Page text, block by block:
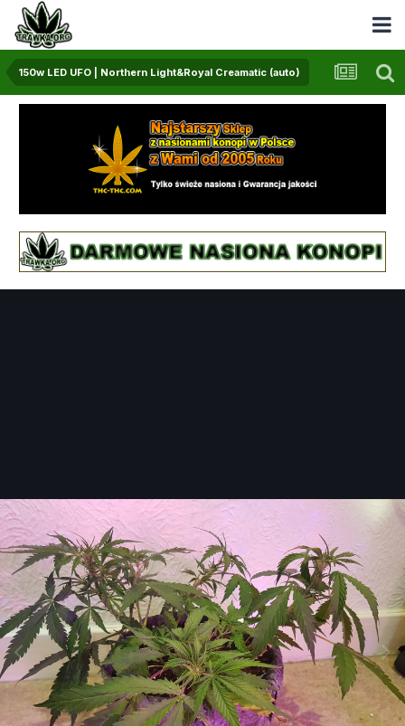
150w LED UFO | Northern Light&Royal Creamatic (auto)